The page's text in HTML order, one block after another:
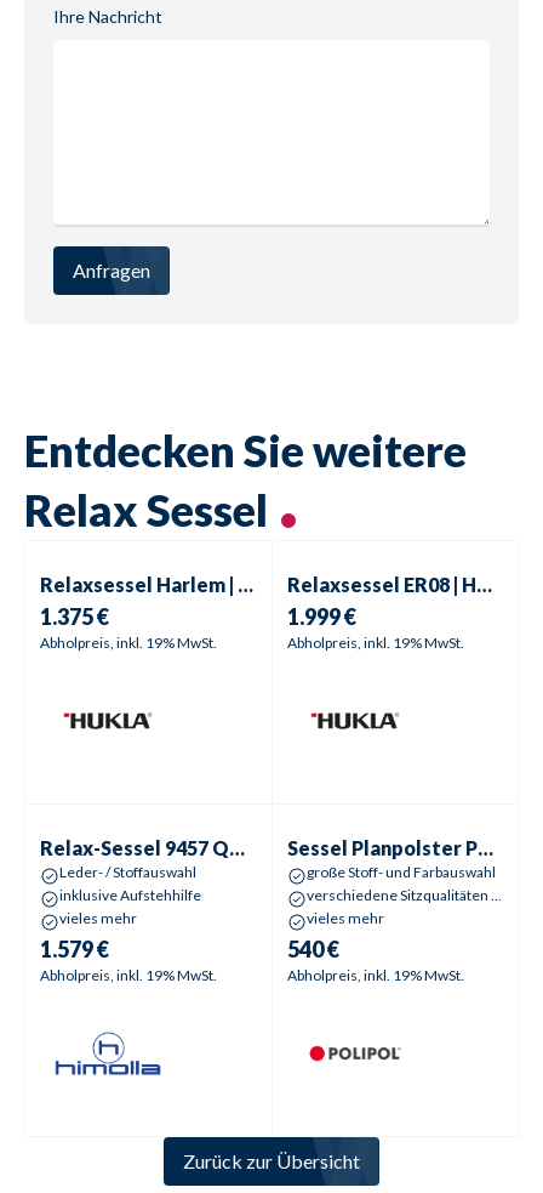
Ihre Nachricht
Anfragen
Entdecken Sie weitere
Relax Sessel
Relaxsessel Harlem | Hawai
1.375 €
Abholpreis, inkl. 19% MwSt.
Relaxsessel ER08 | HU-ER18030
1.999 €
Abholpreis, inkl. 19% MwSt.
Relax-Sessel 9457 Quartett
Leder- / Stoffauswahl
inklusive Aufstehhilfe
vieles mehr
1.579 €
Abholpreis, inkl. 19% MwSt.
Sessel Planpolster Pedina | Pescara
große Stoff- und Farbauswahl
verschiedene Sitzqualitäten wählbar
vieles mehr
540 €
Abholpreis, inkl. 19% MwSt.
Zurück zur Übersicht